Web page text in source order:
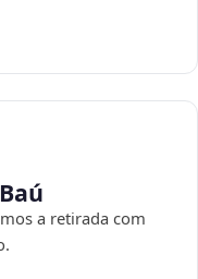
a retirada com